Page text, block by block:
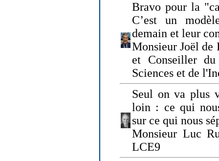
Bravo pour la
C’est un
demain et leur
Monsieur Joël de
et Conseiller
Sciences et de
Seul on va plus
loin : ce qui
sur ce qui nous
Monsieur Luc
LCE9